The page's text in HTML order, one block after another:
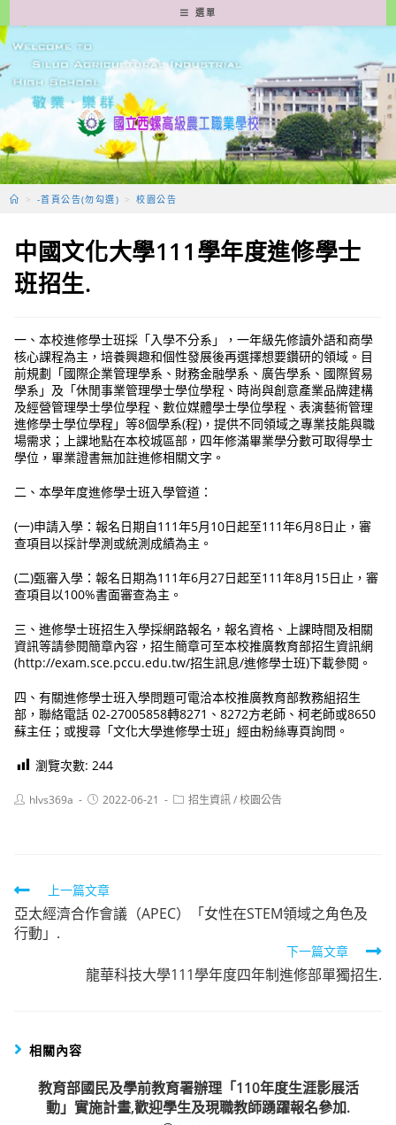
轉
至
要
容
選單
> -首頁公告(勿勾選) > 校園公告
中國文化大學111學年度進修學士
班招生.
一、本校進修學士班採「入學不分系」，一年級先修讀外語和商學
核心課程為主，培養興趣和個性發展後再選擇想要鑽研的領域。目
前規劃「國際企業管理學系、財務金融學系、廣告學系、國際貿易
學系」及「休閒事業管理學士學位學程、時尚與創意產業品牌建構
及經營管理學士學位學程、數位媒體學士學位學程、表演藝術管理
進修學士學位學程」等8個學系(程)，提供不同領域之專業技能與職
場需求；上課地點在本校城區部，四年修滿畢業學分數可取得學士
學位，畢業證書無加註進修相關文字。
二、本學年度進修學士班入學管道：
(一)申請入學：報名日期自111年5月10日起至111年6月8日止，審
查項目以採計學測或統測成績為主。
(二)甄審入學：報名日期為111年6月27日起至111年8月15日止，審
查項目以100%書面審查為主。
三、進修學士班招生入學採網路報名，報名資格、上課時間及相關
資訊等請參閱簡章內容，招生簡章可至本校推廣教育部招生資訊網
(http://exam.sce.pccu.edu.tw/招生訊息/進修學士班)下載參閱。
四、有關進修學士班入學問題可電洽本校推廣教育部教務組招生
部，聯絡電話 02-27005858轉8271、8272方老師、柯老師或8650
蘇主任；或搜尋「文化大學進修學士班」經由粉絲專頁詢問。
瀏覽次數: 244
Posthlvs369a
Post2022-06-21
Post招生資訊/校園公告
Read
more
articles
上一篇文章
亞太經濟合作會議（APEC）「女性在STEM領域之角色及
行動」.
下一篇文章
龍華科技大學111學年度四年制進修部單獨招生.
相關內容
教育部國民及學前教育署辦理「110年度生涯影展活
動」實施計畫,歡迎學生及現職教師踴躍報名參加.